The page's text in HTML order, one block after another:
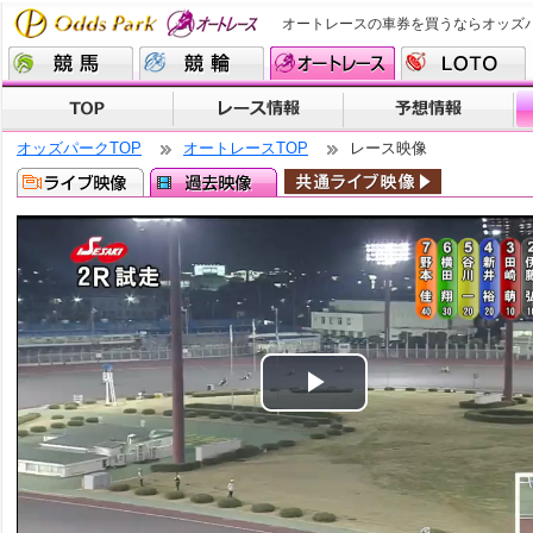
オートレースの車券を買うならオッズ
オッズパークTOP オートレースTOP レース映像
Play
Video